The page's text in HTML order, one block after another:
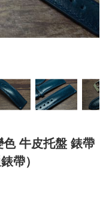
牛皮托盤 錶帶
帶）